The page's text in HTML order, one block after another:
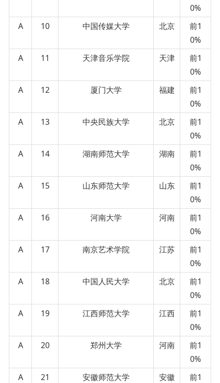
0%
A
10 中国传媒大学 北京
前1
0%
A
11 天津音乐学院 天津
前1
0%
A
12 厦门大学 福建
前1
0%
A
13 中央民族大学 北京
前1
0%
A
14 湖南师范大学 湖南
前1
0%
A
15 山东师范大学 山东
前1
0%
A
16 河南大学 河南
前1
0%
A
17 南京艺术学院 江苏
前1
0%
A
18 中国人民大学 北京
前1
0%
A
19 江西师范大学 江西
前1
0%
A
20 郑州大学 河南
前1
0%
A
21 安徽师范大学 安徽
前1